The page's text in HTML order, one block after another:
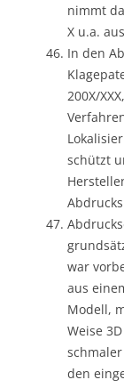
nimmt
X u.a.
In den
200X/
schützt
war
aus
Modell,
Weise
den